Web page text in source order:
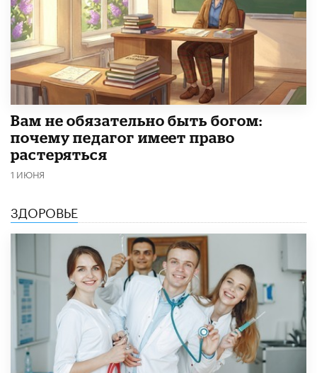
​Вам не обязательно быть богом:
почему педагог имеет право
растеряться
1 ИЮНЯ
ЗДОРОВЬЕ